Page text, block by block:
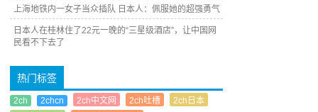
上海地铁内一女子当众插队 日本人：佩服她的超强勇气
日本人在桂林住了22元一晚的“三星级酒店”，让中国网
民看不下去了
热门标签
2ch 2chcn 2ch中文网 2ch吐槽
2ch日本